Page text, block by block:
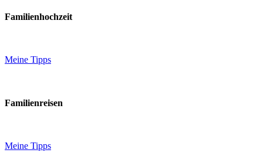
Familienhochzeit
Meine Tipps
Familienreisen
Meine Tipps